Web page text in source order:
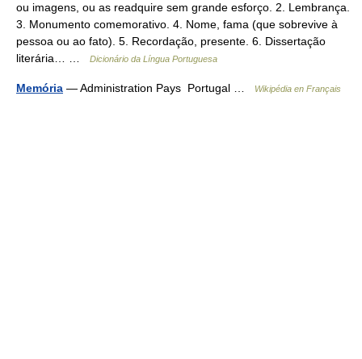
ou imagens, ou as readquire sem grande esforço. 2. Lembrança.
3. Monumento comemorativo. 4. Nome, fama (que sobrevive à
pessoa ou ao fato). 5. Recordação, presente. 6. Dissertação
literária… …
Dicionário da Língua Portuguesa
Memória — Administration Pays Portugal … Wikipédia en Français